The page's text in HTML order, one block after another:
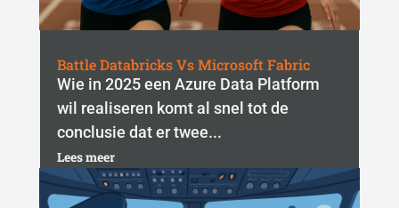
Battle Databricks Vs Microsoft Fabric
Wie in 2025 een Azure Data Platform
wil realiseren komt al snel tot de
conclusie dat er twee...
Lees meer